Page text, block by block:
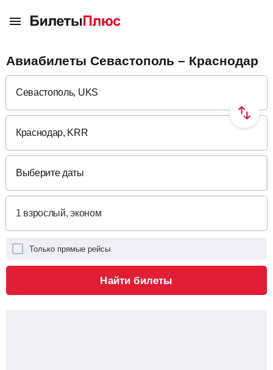
Авиабилеты Севастополь – Краснодар
Выберите даты
Только прямые рейсы
Найти билеты